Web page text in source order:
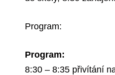
Program:
Program:
8:30 – 8:35 přivítání